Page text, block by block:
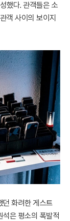
했다. 관객들은 소
객 사이의 보이지
던 화려한 게스트
은 평소의 폭발적